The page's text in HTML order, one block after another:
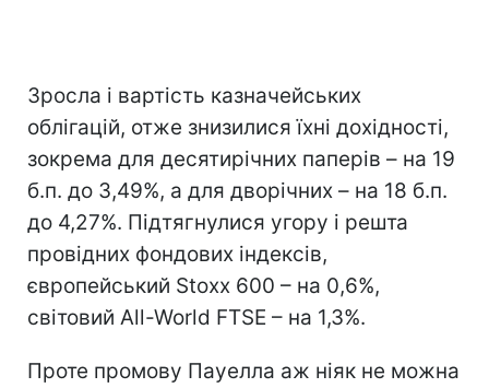
Зросла і вартість казначейських
облігацій, отже знизилися їхні дохідності,
зокрема для десятирічних паперів – на 19
б.п. до 3,49%, а для дворічних – на 18 б.п.
до 4,27%. Підтягнулися угору і решта
провідних фондових індексів,
європейський Stoxx 600 – на 0,6%,
світовий All-World FTSE – на 1,3%.
Проте промову Пауелла аж ніяк не можна